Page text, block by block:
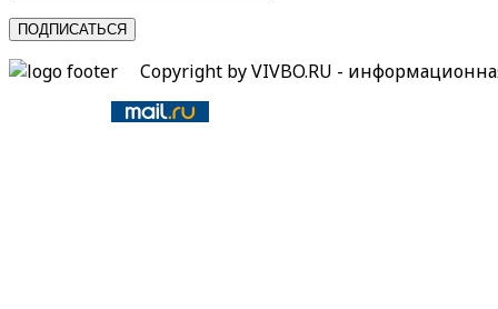
Copyright by VIVBO.RU -